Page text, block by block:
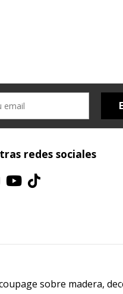
redes sociales
sobre madera,